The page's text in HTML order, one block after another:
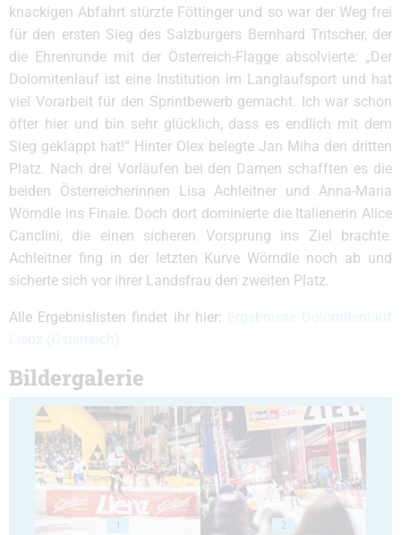
knackigen Abfahrt stürzte Föttinger und so war der Weg frei
für den ersten Sieg des Salzburgers Bernhard Tritscher, der
die Ehrenrunde mit der Österreich-Flagge absolvierte: „Der
Dolomitenlauf ist eine Institution im Langlaufsport und hat
viel Vorarbeit für den Sprintbewerb gemacht. Ich war schon
öfter hier und bin sehr glücklich, dass es endlich mit dem
Sieg geklappt hat!“ Hinter Olex belegte Jan Miha den dritten
Platz. Nach drei Vorläufen bei den Damen schafften es die
beiden Österreicherinnen Lisa Achleitner und Anna-Maria
Wörndle ins Finale. Doch dort dominierte die Italienerin Alice
Canclini, die einen sicheren Vorsprung ins Ziel brachte.
Achleitner fing in der letzten Kurve Wörndle noch ab und
sicherte sich vor ihrer Landsfrau den zweiten Platz.
Alle Ergebnislisten findet ihr hier: Ergebnisse Dolomitenlauf
Lienz (Österreich)
Bildergalerie
1 2